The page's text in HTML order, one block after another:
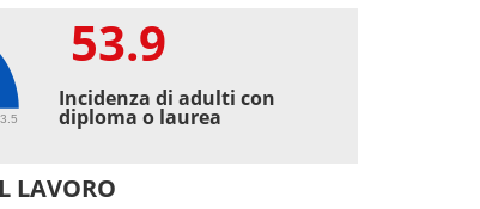
53.9
Incidenza di adulti con
diploma o laurea
LAVORO